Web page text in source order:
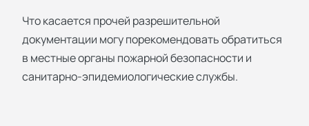
Что касается прочей разрешительной
документации могу порекомендовать обратиться
в местные органы пожарной безопасности и
санитарно-эпидемиологические службы.